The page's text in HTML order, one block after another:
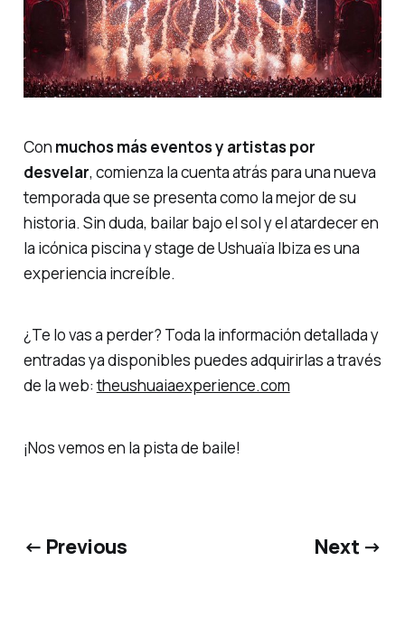
Con muchos más eventos y artistas por
desvelar, comienza la cuenta atrás para una nueva
temporada que se presenta como la mejor de su
historia. Sin duda, bailar bajo el sol y el atardecer en
la icónica piscina ystagede Ushuaïa Ibiza es una
experiencia increíble.
¿Te lo vas a perder? Toda la información detallada y
entradas ya disponibles puedes adquirirlas a través
de la web:theushuaiaexperience.com
¡Nos vemos en la pista de baile!
← Previous Next →